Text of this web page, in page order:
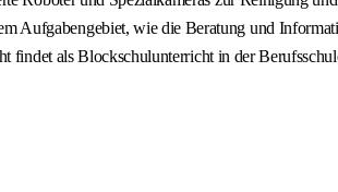
Aufgabengebiet, wie die Beratung und
findet als Blockschulunterricht in der